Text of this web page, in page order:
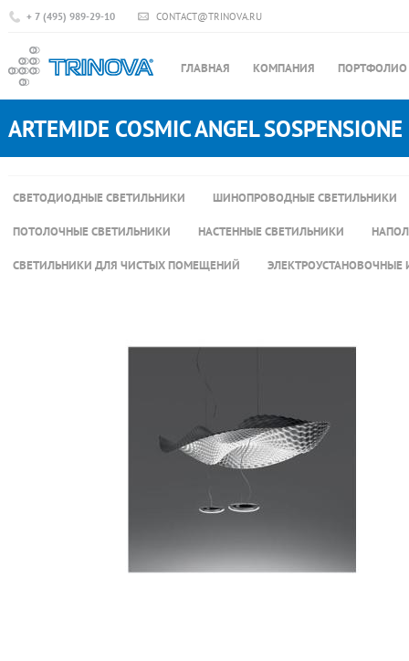
+ 7 (495) 989-29-10 CONTACT@TRINOVA.RU
ГЛАВНАЯ КОМПАНИЯ ПОРТФОЛИО
ARTEMIDE COSMIC ANGEL SOSPENSIONE
СВЕТОДИОДНЫЕ СВЕТИЛЬНИКИ ШИНОПРОВОДНЫЕ СВЕТИЛЬНИКИ
ПОТОЛОЧНЫЕ СВЕТИЛЬНИКИ НАСТЕННЫЕ СВЕТИЛЬНИКИ
СВЕТИЛЬНИКИ ДЛЯ ЧИСТЫХ ПОМЕЩЕНИЙ ЭЛЕКТРОУСТАНОВОЧНЫЕ